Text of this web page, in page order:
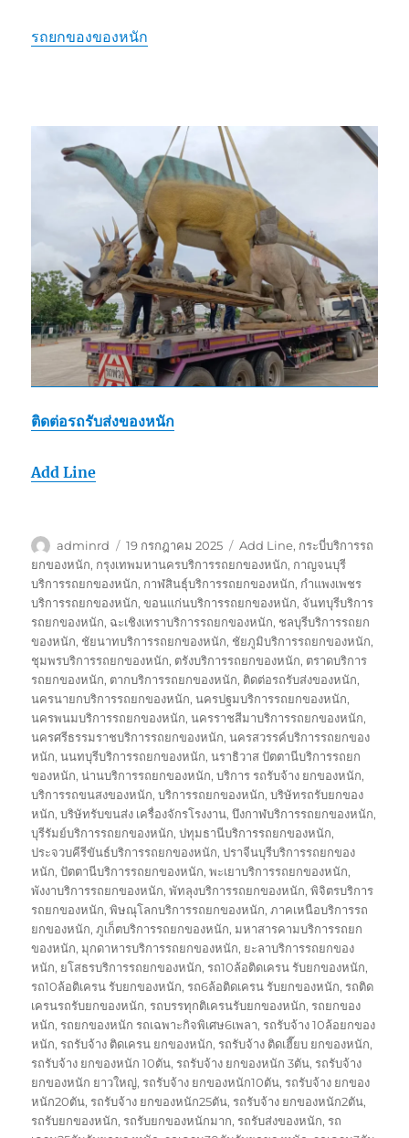
รถยกของของหนัก
ติดต่อรถรับส่งของหนัก
Add Line
ผู้
เขียน
adminrd
เขียน
เมื่อ
19 กรกฎาคม 2025
ป้าย
กำกับ
Add Line, กระบี่บริการรถ
ยกของหนัก, กรุงเทพมหานครบริการรถยกของหนัก, กาญจนบุรี
บริการรถยกของหนัก, กาฬสินธุ์บริการรถยกของหนัก, กำแพงเพชร
บริการรถยกของหนัก,ขอนแก่นบริการรถยกของหนัก, จันทบุรีบริการ
รถยกของหนัก, ฉะเชิงเทราบริการรถยกของหนัก, ชลบุรีบริการรถยก
ของหนัก, ชัยนาทบริการรถยกของหนัก, ชัยภูมิบริการรถยกของหนัก,
ชุมพรบริการรถยกของหนัก, ตรังบริการรถยกของหนัก, ตราดบริการ
รถยกของหนัก, ตากบริการรถยกของหนัก, ติดต่อรถรับส่งของหนัก,
นครนายกบริการรถยกของหนัก,นครปฐมบริการรถยกของหนัก,
นครพนมบริการรถยกของหนัก,นครราชสีมาบริการรถยกของหนัก,
นครศรีธรรมราชบริการรถยกของหนัก,นครสวรรค์บริการรถยกของ
หนัก,นนทบุรีบริการรถยกของหนัก,นราธิวาส ปัตตานีบริการรถยก
ของหนัก,น่านบริการรถยกของหนัก,บริการ รถรับจ้าง ยกของหนัก,
บริการรถขนสงของหนัก,บริการรถยกของหนัก,บริษัทรถรับยกของ
หนัก,บริษัทรับขนส่ง เครื่องจักรโรงงาน,บึงกาฬบริการรถยกของหนัก,
บุรีรัมย์บริการรถยกของหนัก,ปทุมธานีบริการรถยกของหนัก,
ประจวบคีรีขันธ์บริการรถยกของหนัก,ปราจีนบุรีบริการรถยกของ
หนัก,ปัตตานีบริการรถยกของหนัก,พะเยาบริการรถยกของหนัก,
พังงาบริการรถยกของหนัก,พัทลุงบริการรถยกของหนัก,พิจิตรบริการ
รถยกของหนัก,พิษณุโลกบริการรถยกของหนัก,ภาคเหนือบริการรถ
ยกของหนัก,ภูเก็ตบริการรถยกของหนัก,มหาสารคามบริการรถยก
ของหนัก,มุกดาหารบริการรถยกของหนัก, ยะลาบริการรถยกของ
หนัก, ยโสธรบริการรถยกของหนัก,รถ10ล้อติดเครน รับยกของหนัก,
รถ10ล้อติเครน รับยกของหนัก,รถ6ล้อติดเครน รับยกของหนัก,รถติด
เครนรถรับยกของหนัก,รถบรรทุกติเครนรับยกของหนัก,รถยกของ
หนัก,รถยกของหนัก รถเฉพาะกิจพิเศษ6เพลา,รถรับจ้าง 10ล้อยกของ
หนัก,รถรับจ้าง ติดเครน ยกของหนัก,รถรับจ้าง ติดเฮี๊ยบ ยกของหนัก,
รถรับจ้าง ยกของหนัก 10ตัน,รถรับจ้าง ยกของหนัก 3ตัน,รถรับจ้าง
ยกของหนัก ยาวใหญ่,รถรับจ้าง ยกของหนัก10ตัน,รถรับจ้าง ยกของ
หนัก20ตัน,รถรับจ้าง ยกของหนัก25ตัน,รถรับจ้าง ยกของหนัก2ตัน,
รถรับยกของหนัก,รถรับยกของหนักมาก,รถรับส่งของหนัก,รถ